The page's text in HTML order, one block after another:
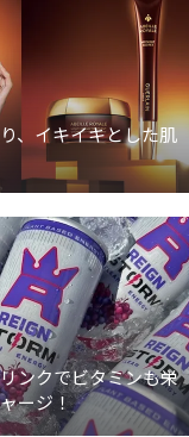
、イキイキとした肌
ンクでビタミンも栄
ージ！